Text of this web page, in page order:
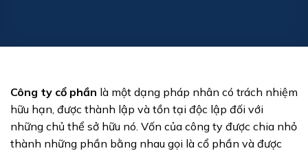
Công ty cổ phần là một dạng pháp nhân có trách nhiệm
hữu hạn, được thành lập và tồn tại độc lập đối với
những chủ thể sở hữu nó. Vốn của công ty được chia nhỏ
thành những phần bằng nhau gọi là cổ phần và được